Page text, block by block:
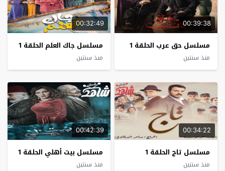
00:39:38
مسلسل حق عرب الحلقة 1
منذ سنتين
00:32:49
مسلسل جاك العلم الحلقة 1
منذ سنتين
00:34:22
مسلسل تاج الحلقة 1
منذ سنتين
00:42:39
مسلسل بيت أهلي الحلقة 1
منذ سنتين